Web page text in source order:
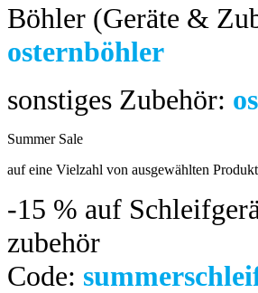
Böhler (Geräte &
osternböhler
sonstiges Zubehör:
Summer Sale
auf eine Vielzahl von ausgewählten
-15 % auf
zubehör
Code: